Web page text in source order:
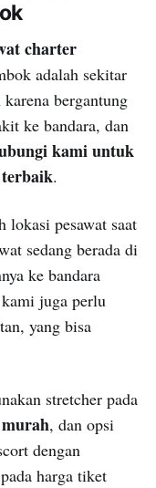
charter
adalah sekitar
karena bergantung
ke bandara, dan
kami untuk
.
lokasi pesawat saat
sedang berada di
ke bandara
juga perlu
yang bisa
stretcher pada
, dan opsi
dengan
harga tiket